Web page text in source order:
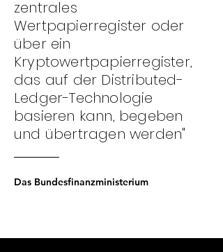
zentrales
Wertpapierregister oder
über ein
Kryptowertpapierregister,
das auf der Distributed-
Ledger-Technologie
basieren kann, begeben
und übertragen werden"
Das Bundesfinanzministerium